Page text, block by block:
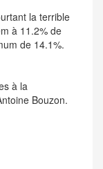
la terrible
à 11.2% de
de 14.1%.
à la
Bouzon.